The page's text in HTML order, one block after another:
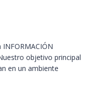
objetivo principal
en un ambiente